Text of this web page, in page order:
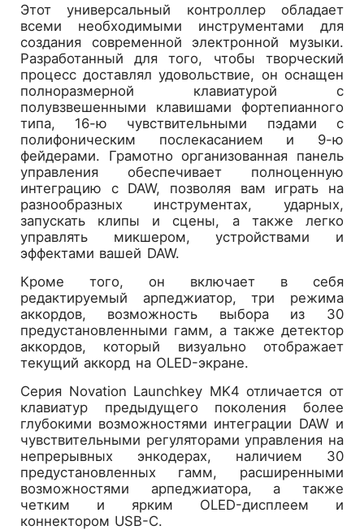
Этот универсальный контроллер обладает
всеми необходимыми инструментами для
создания современной электронной музыки.
Разработанный для того, чтобы творческий
процесс доставлял удовольствие, он оснащен
полноразмерной клавиатурой с
полувзвешенными клавишами фортепианного
типа, 16-ю чувствительными пэдами с
полифоническим послекасанием и 9-ю
фейдерами. Грамотно организованная панель
управления обеспечивает полноценную
интеграцию c DAW, позволяя вам играть на
разнообразных инструментах, ударных,
запускать клипы и сцены, а также легко
управлять микшером, устройствами и
эффектами вашей DAW.
Кроме того, он включает в себя
редактируемый арпеджиатор, три режима
аккордов, возможность выбора из 30
предустановленными гамм, а также детектор
аккордов, который визуально отображает
текущий аккорд на OLED-экране.
Серия Novation Launchkey MK4 отличается от
клавиатур предыдущего поколения более
глубокими возможностями интеграции DAW и
чувствительными регуляторами управления на
непрерывных энкодерах, наличием 30
предустановленных гамм, расширенными
возможностями арпеджиатора, а также
четким и ярким OLED-дисплеем и
коннектором USB-C.